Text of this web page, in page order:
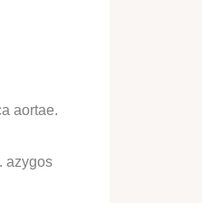
aortae.
azygos